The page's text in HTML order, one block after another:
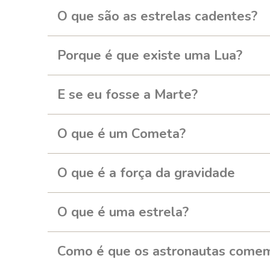
O que são as estrelas cadentes?
Porque é que existe uma Lua?
E se eu fosse a Marte?
O que é um Cometa?
O que é a força da gravidade
O que é uma estrela?
Como é que os astronautas